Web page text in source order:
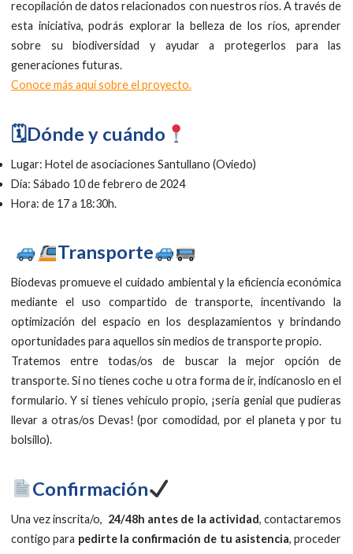
recopilación de datos relacionados con nuestros ríos. A través de
esta iniciativa, podrás explorar la belleza de los ríos, aprender
sobre su biodiversidad y ayudar a protegerlos para las
generaciones futuras.
Conoce más aquí sobre el proyecto.
🗓Dónde y cuándo
Lugar: Hotel de asociaciones Santullano (Oviedo)
Día: Sábado 10 de febrero de 2024
Hora: de 17 a 18:30h.
Transporte
Biodevas promueve el cuidado ambiental y la eficiencia económica
mediante el uso compartido de transporte, incentivando la
optimización del espacio en los desplazamientos y brindando
oportunidades para aquellos sin medios de transporte propio.
Tratemos entre todas/os de buscar la mejor opción de
transporte. Si no tienes coche u otra forma de ir, indícanoslo en el
formulario. Y si tienes vehículo propio, ¡sería genial que pudieras
llevar a otras/os Devas! (por comodidad, por el planeta y por tu
bolsillo).
Confirmación
Una vez inscrita/o, 24/48h antes de la actividad, contactaremos
contigo para pedirte la confirmación de tu asistencia, proceder